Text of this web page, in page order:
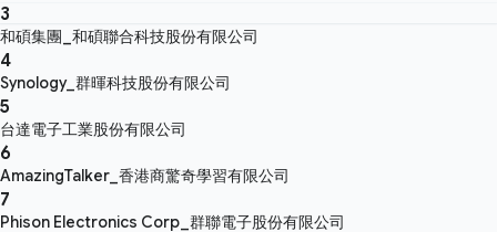
3
和碩集團_和碩聯合科技股份有限公司
4
Synology_群暉科技股份有限公司
5
台達電子工業股份有限公司
6
AmazingTalker_香港商驚奇學習有限公司
7
Phison Electronics Corp_群聯電子股份有限公司